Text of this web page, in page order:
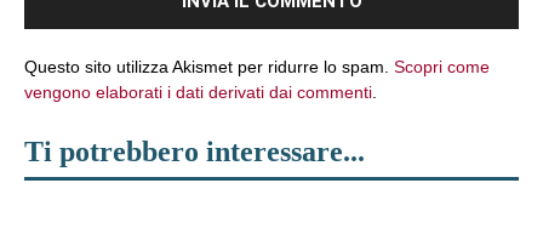
Questo sito utilizza Akismet per ridurre lo spam. Scopri come
vengono elaborati i dati derivati dai commenti
Ti potrebbero interessare...